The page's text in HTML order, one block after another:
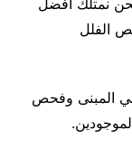
نمتلك افضل
الفلل
المبنى وفحص